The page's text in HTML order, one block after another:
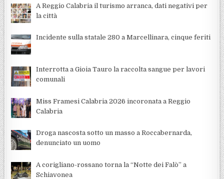
A Reggio Calabria il turismo arranca, dati negativi per
la città
Incidente sulla statale 280 a Marcellinara, cinque feriti
Interrotta a Gioia Tauro la raccolta sangue per lavori
comunali
Miss Framesi Calabria 2026 incoronata a Reggio
Calabria
Droga nascosta sotto un masso a Roccabernarda,
denunciato un uomo
A corigliano-rossano torna la “Notte dei Falò” a
Schiavonea